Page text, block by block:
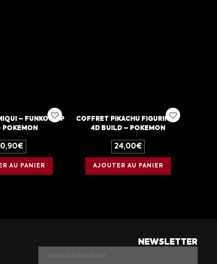
– FUNKO POP
POKEMON
€
AU PANIER
COFFRET PIKACHU FIGURINE –
4D BUILD – POKEMON
24,00€
AJOUTER AU PANIER
NEWSLETTER